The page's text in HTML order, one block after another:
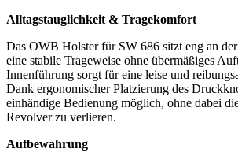
Alltagstauglichkeit & Tragekomfort
Das OWB Holster für SW 686 sitzt eng an
eine stabile Trageweise ohne übermäßiges
Innenführung sorgt für eine leise und
Dank ergonomischer Platzierung des
einhändige Bedienung möglich, ohne dabei
Revolver zu verlieren.
Aufbewahrung